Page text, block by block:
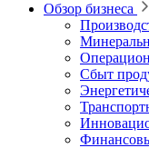
Обзор бизнеса
Сбыт